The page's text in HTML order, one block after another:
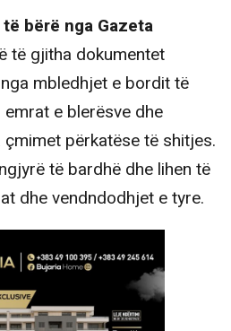
bërë nga Gazeta
të gjitha dokumentet
mbledhjet e bordit të
e blerësve dhe
përkatëse të shitjes.
të bardhë dhe lihen të
dhe vendndodhjet e tyre.